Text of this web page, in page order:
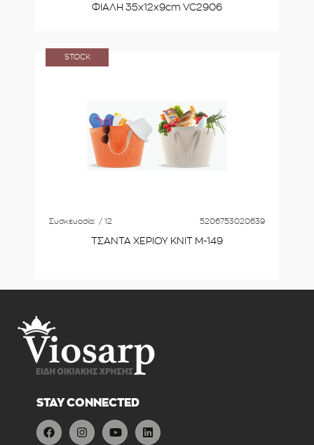
ΦΙΑΛΗ 35x12x9cm VC2906
Συσκευασία: / 12 5206753020639
ΤΣΑΝΤΑ ΧΕΡΙΟΥ KNIT Μ-149
STOCK
STAY CONNECTED